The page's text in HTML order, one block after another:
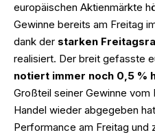
europäischen Aktienmärkte
Gewinne bereits am Freitag
dank der starken
realisiert. Der breit gefasste
notiert immer noch 0,5 %
Großteil seiner Gewinne vom
Handel wieder abgegeben
Performance am Freitag und